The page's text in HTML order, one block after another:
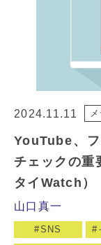
2024.11.11
YouTube、
チェックの重
タイWatch）
山口真一
SNS